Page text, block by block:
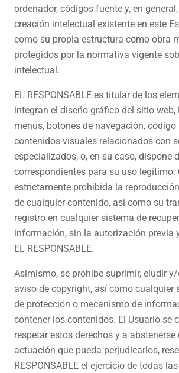
ordenador, códigos fuente y, en
creación intelectual existente en este
como su propia estructura como obra
protegidos por la normativa vigente
intelectual.
EL RESPONSABLE es titular de los
integran el diseño gráfico del sitio
menús, botones de navegación,
contenidos visuales relacionados con
especializados, o, en su caso, dispone
correspondientes para su uso legítimo.
estrictamente prohibida la
de cualquier contenido, así como su
registro en cualquier sistema de
información, sin la autorización previa
EL RESPONSABLE.
Asimismo, se prohíbe suprimir, eludir
aviso de copyright, así como cualquier
de protección o mecanismo de
contener los contenidos. El Usuario se
respetar estos derechos y a
actuación que pueda perjudicarlos,
RESPONSABLE el ejercicio de todas